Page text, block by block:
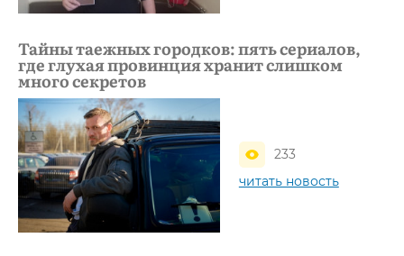
Тайны таежных городков: пять сериалов,
где глухая провинция хранит слишком
много секретов
233
читать новость